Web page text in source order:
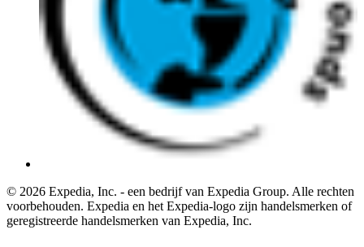
© 2026 Expedia, Inc. - een bedrijf van Expedia Group. Alle rechten
voorbehouden. Expedia en het Expedia-logo zijn handelsmerken of
geregistreerde handelsmerken van Expedia, Inc.